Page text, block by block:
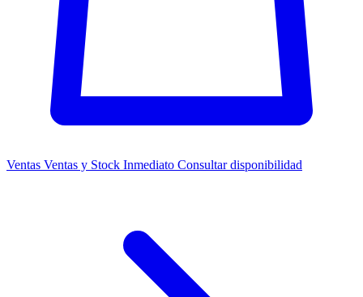
Ventas Ventas y Stock Inmediato Consultar disponibilidad